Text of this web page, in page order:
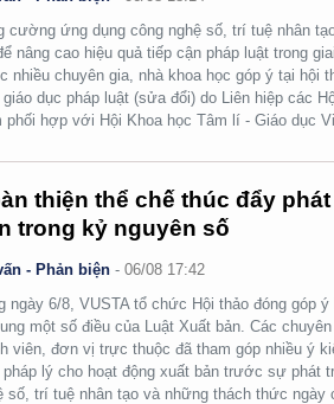
cường ứng dụng công nghệ số, trí tuệ nhân
nâng cao hiệu quả tiếp cận pháp luật trong
nhiều chuyên gia, nhà khoa học góp ý tại hội
giáo dục pháp luật (sửa đổi) do Liên hiệp các
phối hợp với Hội Khoa học Tâm lí - Giáo dục
thiện thể chế thúc đẩy
trong kỷ nguyên số
- Phản biện -06/08 17:42
ngày 6/8, VUSTA tổ chức Hội thảo đóng góp
một số điều của Luật Xuất bản. Các
viên, đơn vị trực thuộc đã tham góp nhiều ý
pháp lý cho hoạt động xuất bản trước sự phát
số, trí tuệ nhân tạo và những thách thức ngày